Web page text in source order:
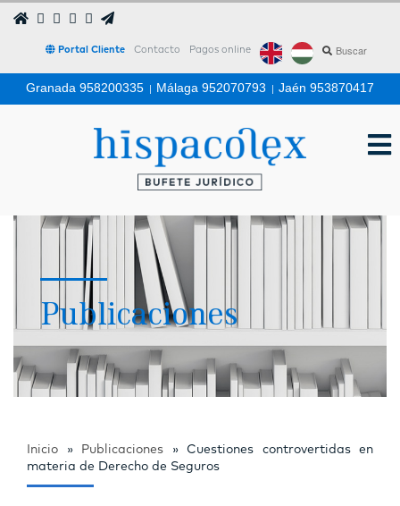
Portal Cliente Contacto Pagos online
Granada 958200335 | Málaga 952070793 | Jaén 953870417
Publicaciones
Inicio » Publicaciones » Cuestiones controvertidas en
materia de Derecho de Seguros